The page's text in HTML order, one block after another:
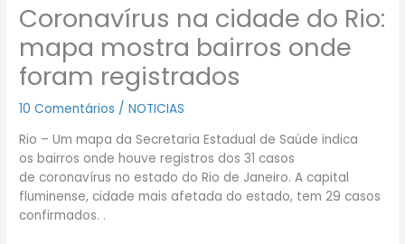
Coronavírus na cidade do Rio:
mapa mostra bairros onde
foram registrados
10 Comentários /NOTICIAS
Rio – Um mapa da Secretaria Estadual de Saúde indica
os bairros onde houve registros dos 31 casos
de coronavírus no estado do Rio de Janeiro. A capital
fluminense, cidade mais afetada do estado, tem 29 casos
confirmados. .